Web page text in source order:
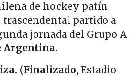
de hockey patín
partido a
jornada del Grupo A
Argentina.
(Finalizado, Estadio